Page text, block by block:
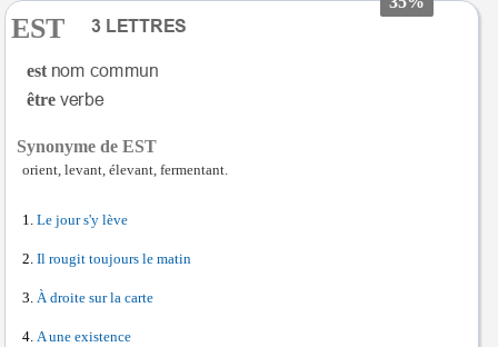
EST
est
être
Synonyme de EST
orient, levant, élevant, fermentant.
Le jour s'y lève
Il rougit toujours le matin
À droite sur la carte
A une existence